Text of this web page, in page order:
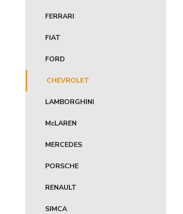
FERRARI
FIAT
FORD
CHEVROLET
LAMBORGHINI
McLAREN
MERCEDES
PORSCHE
RENAULT
SIMCA